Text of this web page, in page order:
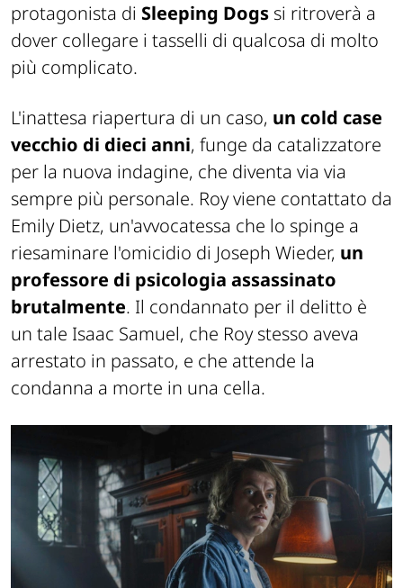
protagonista di Sleeping Dogs si ritroverà a
dover collegare i tasselli di qualcosa di molto
più complicato.
L'inattesa riapertura di un caso, un cold case
vecchio di dieci anni, funge da catalizzatore
per la nuova indagine, che diventa via via
sempre più personale. Roy viene contattato da
Emily Dietz, un'avvocatessa che lo spinge a
riesaminare l'omicidio di Joseph Wieder, un
professore di psicologia assassinato
brutalmente. Il condannato per il delitto è
un tale Isaac Samuel, che Roy stesso aveva
arrestato in passato, e che attende la
condanna a morte in una cella.